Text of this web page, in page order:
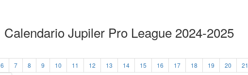
Calendario Jupiler Pro League 2024-2025
6 7 8 9 10 11 12 13 14 15 16 17 18 19 20 21